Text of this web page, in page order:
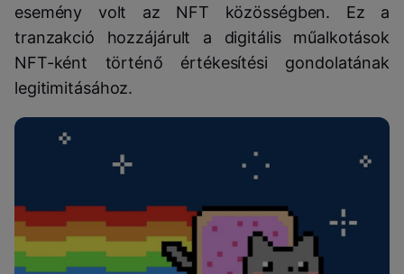
esemény volt az NFT közösségben. Ez a
tranzakció hozzájárult a digitális műalkotások
NFT-ként történő értékesítési gondolatának
legitimitásához.